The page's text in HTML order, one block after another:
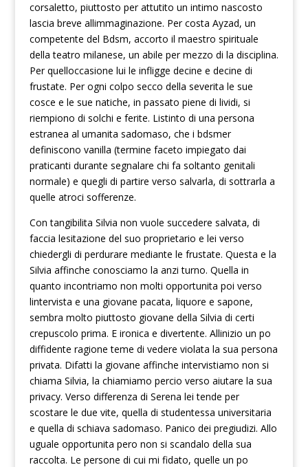
corsaletto, piuttosto per attutito un intimo nascosto
lascia breve allimmaginazione. Per costa Ayzad, un
competente del Bdsm, accorto il maestro spirituale
della teatro milanese, un abile per mezzo di la disciplina.
Per quelloccasione lui le infligge decine e decine di
frustate. Per ogni colpo secco della severita le sue
cosce e le sue natiche, in passato piene di lividi, si
riempiono di solchi e ferite. Listinto di una persona
estranea al umanita sadomaso, che i bdsmer
definiscono vanilla (termine faceto impiegato dai
praticanti durante segnalare chi fa soltanto genitali
normale) e quegli di partire verso salvarla, di sottrarla a
quelle atroci sofferenze.
Con tangibilita Silvia non vuole succedere salvata, di
faccia lesitazione del suo proprietario e lei verso
chiedergli di perdurare mediante le frustate. Questa e la
Silvia affinche conosciamo la anzi turno. Quella in
quanto incontriamo non molti opportunita poi verso
lintervista e una giovane pacata, liquore e sapone,
sembra molto piuttosto giovane della Silvia di certi
crepuscolo prima. E ironica e divertente. Allinizio un po
diffidente ragione teme di vedere violata la sua persona
privata. Difatti la giovane affinche intervistiamo non si
chiama Silvia, la chiamiamo percio verso aiutare la sua
privacy. Verso differenza di Serena lei tende per
scostare le due vite, quella di studentessa universitaria
e quella di schiava sadomaso. Panico dei pregiudizi. Allo
uguale opportunita pero non si scandalo della sua
raccolta. Le persone di cui mi fidato, quelle un po